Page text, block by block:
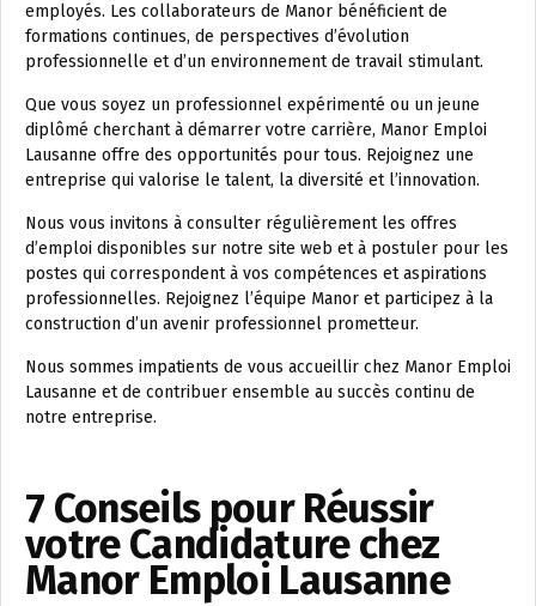
employés. Les collaborateurs de Manor bénéficient de
formations continues, de perspectives d’évolution
professionnelle et d’un environnement de travail stimulant.
Que vous soyez un professionnel expérimenté ou un jeune
diplômé cherchant à démarrer votre carrière, Manor Emploi
Lausanne offre des opportunités pour tous. Rejoignez une
entreprise qui valorise le talent, la diversité et l’innovation.
Nous vous invitons à consulter régulièrement les offres
d’emploi disponibles sur notre site web et à postuler pour les
postes qui correspondent à vos compétences et aspirations
professionnelles. Rejoignez l’équipe Manor et participez à la
construction d’un avenir professionnel prometteur.
Nous sommes impatients de vous accueillir chez Manor Emploi
Lausanne et de contribuer ensemble au succès continu de
notre entreprise.
7 Conseils pour Réussir
votre Candidature chez
Manor Emploi Lausanne